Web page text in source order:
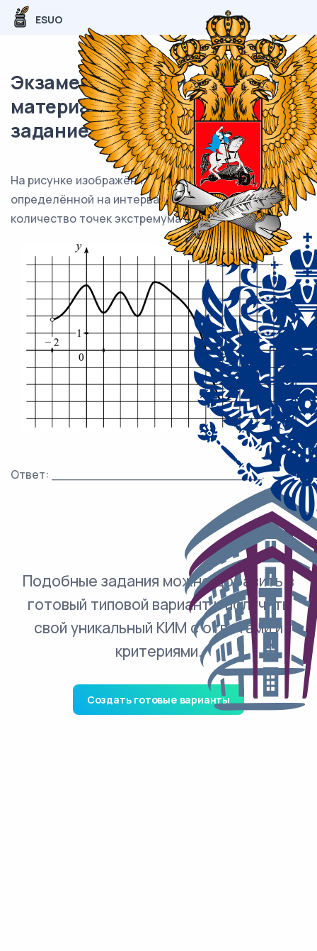
ESUO
Экзаменационный (типовой)
материал ЕГЭ / профиль / 08
задание (24) / 68
На рисунке изображён график функции y = f(x),
определённой на интервале ( −2;10). Найдите
количество точек экстремума функции f x( ).
Ответ: ___________________________.
Подобные задания можно добавить в
готовый типовой вариант и получить
свой уникальный КИМ с ответами и
критериями.
Создать готовые варианты